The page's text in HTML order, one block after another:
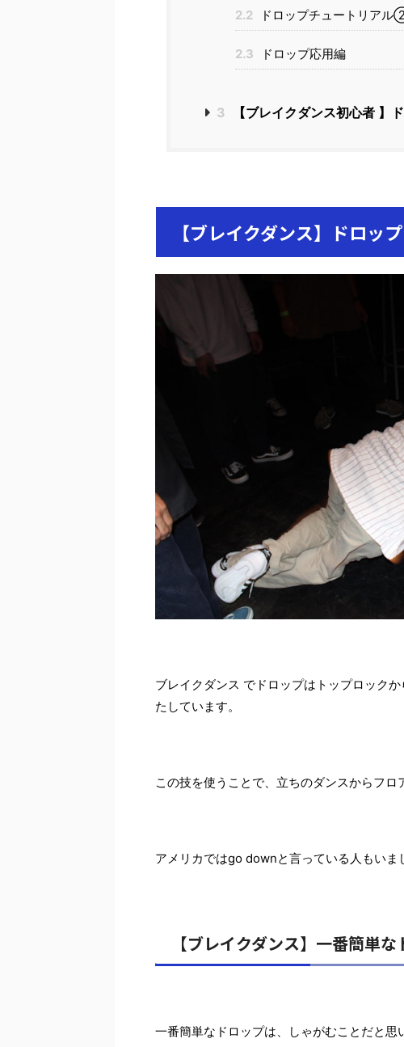
2.2 ドロップチュートリア
2.3 ドロップ応用編
3 【ブレイクダンス初心者 】
【ブレイクダンス】ドロッ
ブレイクダンス でドロップはトップロック
たしています。
この技を使うことで、立ちのダンスからフロ
アメリカではgo downと言っている人もいま
【ブレイクダンス】一番簡単
一番簡単なドロップは、しゃがむことだと思